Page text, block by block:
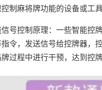
制麻将牌功能的设备或工具
号控制原理：一些智能控
令，发送信号给控牌器，
过程中进行干预，达到控牌